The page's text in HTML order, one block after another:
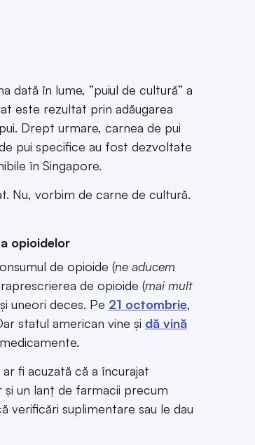
dată în lume, ”puiul de cultură” a
este rezultat prin adăugarea
Drept urmare, carnea de pui
pui specifice au fost dezvoltate
în Singapore.
Nu, vorbim de carne de cultură.
opioidelor
de opioide (ne aducem
de opioide (mai mult
uneori deces. Pe 21 octombrie,
statul american vine și dă vină
fi acuzată că a încurajat
un lanț de farmacii precum
verificări suplimentare sau le dau